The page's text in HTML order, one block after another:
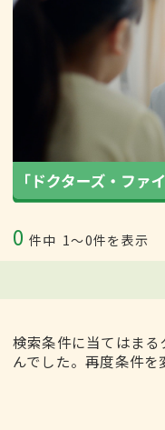
0 件中 1〜0件を表示
検索条件に当てはま
んでした。再度条件を